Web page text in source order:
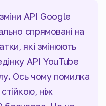
зміни API Google
спрямовані на
які змінюють
API YouTube
Ось чому помилка
ніж